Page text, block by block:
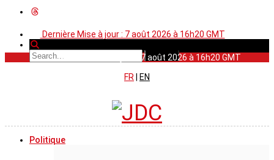
Dernière Mise à jour : 7 août 2026 à 16h20 GMT
Dernière Mise à jour : 7 août 2026 à 16h20 GMT
FR
EN
Politique